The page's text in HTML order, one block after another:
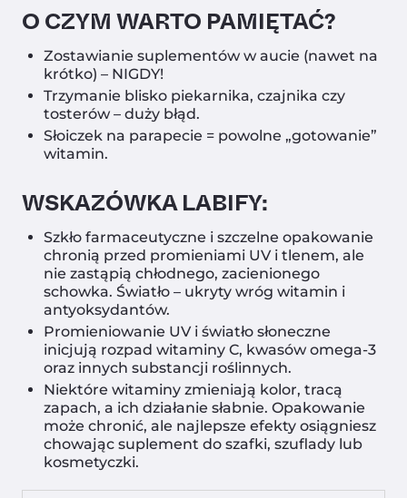
O CZYM WARTO PAMIĘTAĆ?
Zostawianie suplementów w aucie (nawet na
krótko) – NIGDY!
Trzymanie blisko piekarnika, czajnika czy
tosterów – duży błąd.
Słoiczek na parapecie = powolne „gotowanie”
witamin.
WSKAZÓWKA LABIFY:
Szkło farmaceutyczne i szczelne opakowanie
chronią przed promieniami UV i tlenem, ale
nie zastąpią chłodnego, zacienionego
schowka. Światło – ukryty wróg witamin i
antyoksydantów.
Promieniowanie UV i światło słoneczne
inicjują rozpad witaminy C, kwasów omega-3
oraz innych substancji roślinnych.
Niektóre witaminy zmieniają kolor, tracą
zapach, a ich działanie słabnie. Opakowanie
może chronić, ale najlepsze efekty osiągniesz
chowając suplement do szafki, szuflady lub
kosmetyczki.